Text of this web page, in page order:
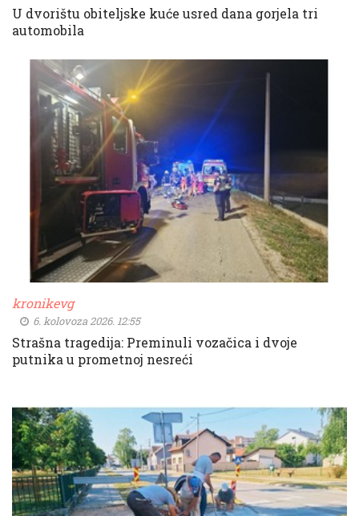
U dvorištu obiteljske kuće usred dana gorjela tri
automobila
kronikevg
6. kolovoza 2026. 12:55
Strašna tragedija: Preminuli vozačica i dvoje
putnika u prometnoj nesreći